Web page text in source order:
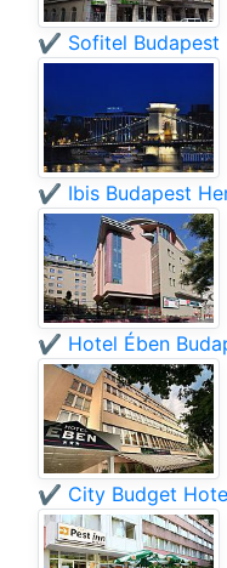
✔️ Sofitel Budapest
✔️ Ibis Budapest
✔️ Hotel Ében
✔️ City Budget